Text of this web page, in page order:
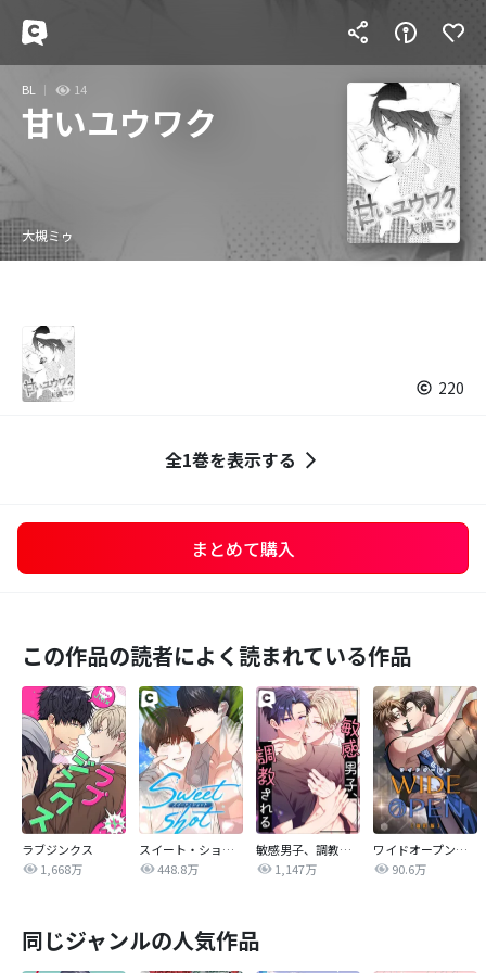
BL 14
甘いユウワク
大槻ミゥ
220
全1巻を表示する
まとめて購入
この作品の読者によく読まれている作品
ラブジンクス
1,668万
スイート・ショット
448.8万
敏感男子、調教される
1,147万
ワイドオープン【改訂版】
90.6万
同じジャンルの人気作品